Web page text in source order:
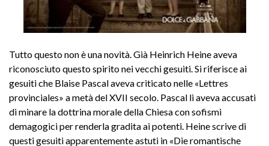
Tutto questo non è una novità. Già Heinrich Heine aveva
riconosciuto questo spirito nei vecchi gesuiti. Si riferisce ai
gesuiti che Blaise Pascal aveva criticato nelle «Lettres
provinciales» a metà del XVII secolo. Pascal li aveva accusati
di minare la dottrina morale della Chiesa con sofismi
demagogici per renderla gradita ai potenti. Heine scrive di
questi gesuiti apparentemente astuti in «Die romantische